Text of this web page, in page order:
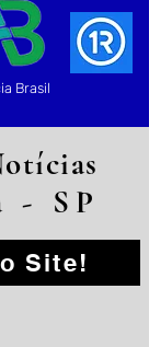
Brasil
Site!
- SP